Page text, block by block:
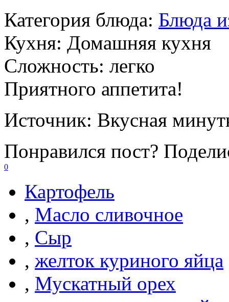
Категория блюда: Блюда
Кухня: Домашняя кухня
Сложность: легко
Приятного аппетита!
Источник: Вкусная
Понравился пост?
0
Картофель
, Масло сливочное
, Сыр
, желток куриного яйца
, Мускатный орех